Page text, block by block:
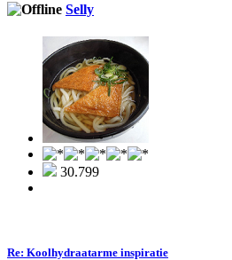
Selly
30.799
Re: Koolhydraatarme inspiratie